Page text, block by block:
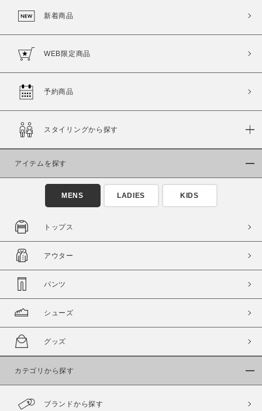
在庫
新着商品
WEB限定商品
予約商品
スタイリングから探す
アイテムを探す
MENS LADIES KIDS
トップス
アウター
パンツ
シューズ
グッズ
カテゴリから探す
ブランドから探す